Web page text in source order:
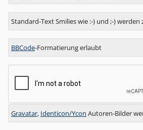
Standard-Text Smilies wie :-) und ;-)
BBCode-Formatierung erlaubt
Gravatar, Identicon/Ycon Autoren-Bilder